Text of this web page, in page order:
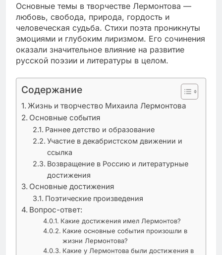
Основные темы в творчестве Лермонтова —
любовь, свобода, природа, гордость и
человеческая судьба. Стихи поэта проникнуты
эмоциями и глубоким лиризмом. Его сочинения
оказали значительное влияние на развитие
русской поэзии и литературы в целом.
Содержание
Жизнь и творчество Михаила Лермонтова
Основные события
Раннее детство и образование
Участие в декабристском движении и
ссылка
Возвращение в Россию и литературные
достижения
Основные достижения
Поэтические произведения
Вопрос-ответ:
Какие достижения имел Лермонтов?
Какие основные события произошли в
жизни Лермонтова?
Какие у Лермонтова были достижения в